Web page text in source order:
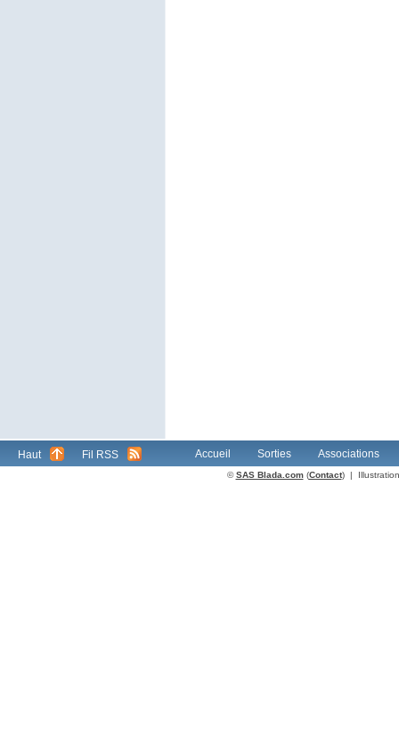
Haut Fil RSS Accueil Sorties Associations
©SAS Blada.com(Contact) |